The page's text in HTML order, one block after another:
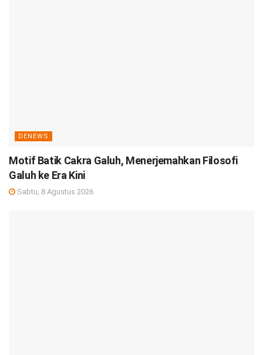
DENEWS
Motif Batik Cakra Galuh, Menerjemahkan Filosofi
Galuh ke Era Kini
Sabtu, 8 Agustus 2026